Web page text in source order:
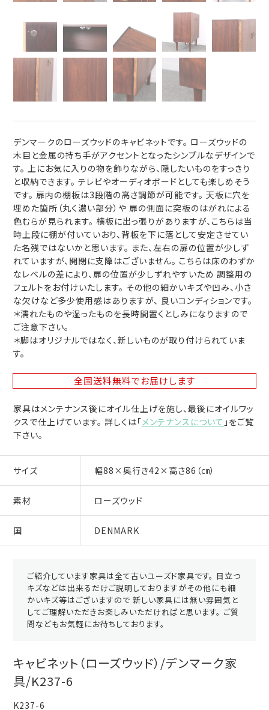
デンマークのローズウッドのキャビネットです。 ローズウッドの
木目と金属の持ち手がアクセントとなったシンプルなデザインで
す。 上にお気に入りの物を飾りながら、隠したいものをすっきり
と収納できます。 テレビやオーディオボードとしても楽しめそう
です。 扉内の棚板は3段階の高さ調節が可能です。 天板に穴を
埋めた箇所（丸く濃い部分）や 扉の側面に突板のはがれによる
色むらが見られます。 横板に出っ張りがありますが、こちらは当
時上段に棚が付いていおり、背板を下に落として安定させてい
た名残ではないかと思います。 また、左右の扉の位置が少しず
れていますが、開閉に支障はございません。 こちらは床のわずか
なレベルの差により、扉の位置が少しずれやすいため 調整用の
フェルトをお付けいたします。 その他の細かいキズや凹み、小さ
な欠けなど多少使用感はありますが、 良いコンディションです。
＊濡れたものや湿ったものを長時間置くとしみになりますので
ご注意下さい。
＊脚はオリジナルではなく、新しいものが取り付けられていま
す。
全国送料無料でお届けします
家具はメンテナンス後にオイル仕上げを施し、最後にオイルワッ
クスで仕上げています。 詳しくは「メンテナンスについて 」をご覧
下さい。
サイズ 幅88×奥行き42×高さ86（㎝）
素材 ローズウッド
国 DENMARK
ご紹介しています家具は全て古いユーズド家具です。 目立つ
キズなどは出来るだけご説明しておりますがその他にも細
かいキズ等はございますので 新しい家具には無い雰囲気と
してご理解いただきお楽しみいただければと思います。 ご質
問などもお気軽にお待ちしております。
キャビネット（ローズウッド）/デンマーク家
具/K237-6
K237-6